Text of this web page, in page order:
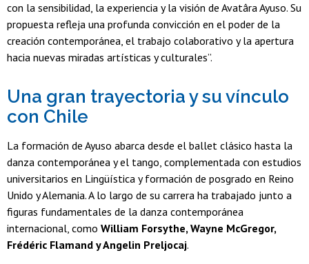
con la sensibilidad, la experiencia y la visión de Avatâra Ayuso. Su
propuesta refleja una profunda convicción en el poder de la
creación contemporánea, el trabajo colaborativo y la apertura
hacia nuevas miradas artísticas y culturales”.
Una gran trayectoria y su vínculo
con Chile
La formación de Ayuso abarca desde el ballet clásico hasta la
danza contemporánea y el tango, complementada con estudios
universitarios en Lingüística y formación de posgrado en Reino
Unido y Alemania. A lo largo de su carrera ha trabajado junto a
figuras fundamentales de la danza contemporánea
internacional, como William Forsythe, Wayne McGregor,
Frédéric Flamand y Angelin Preljocaj.